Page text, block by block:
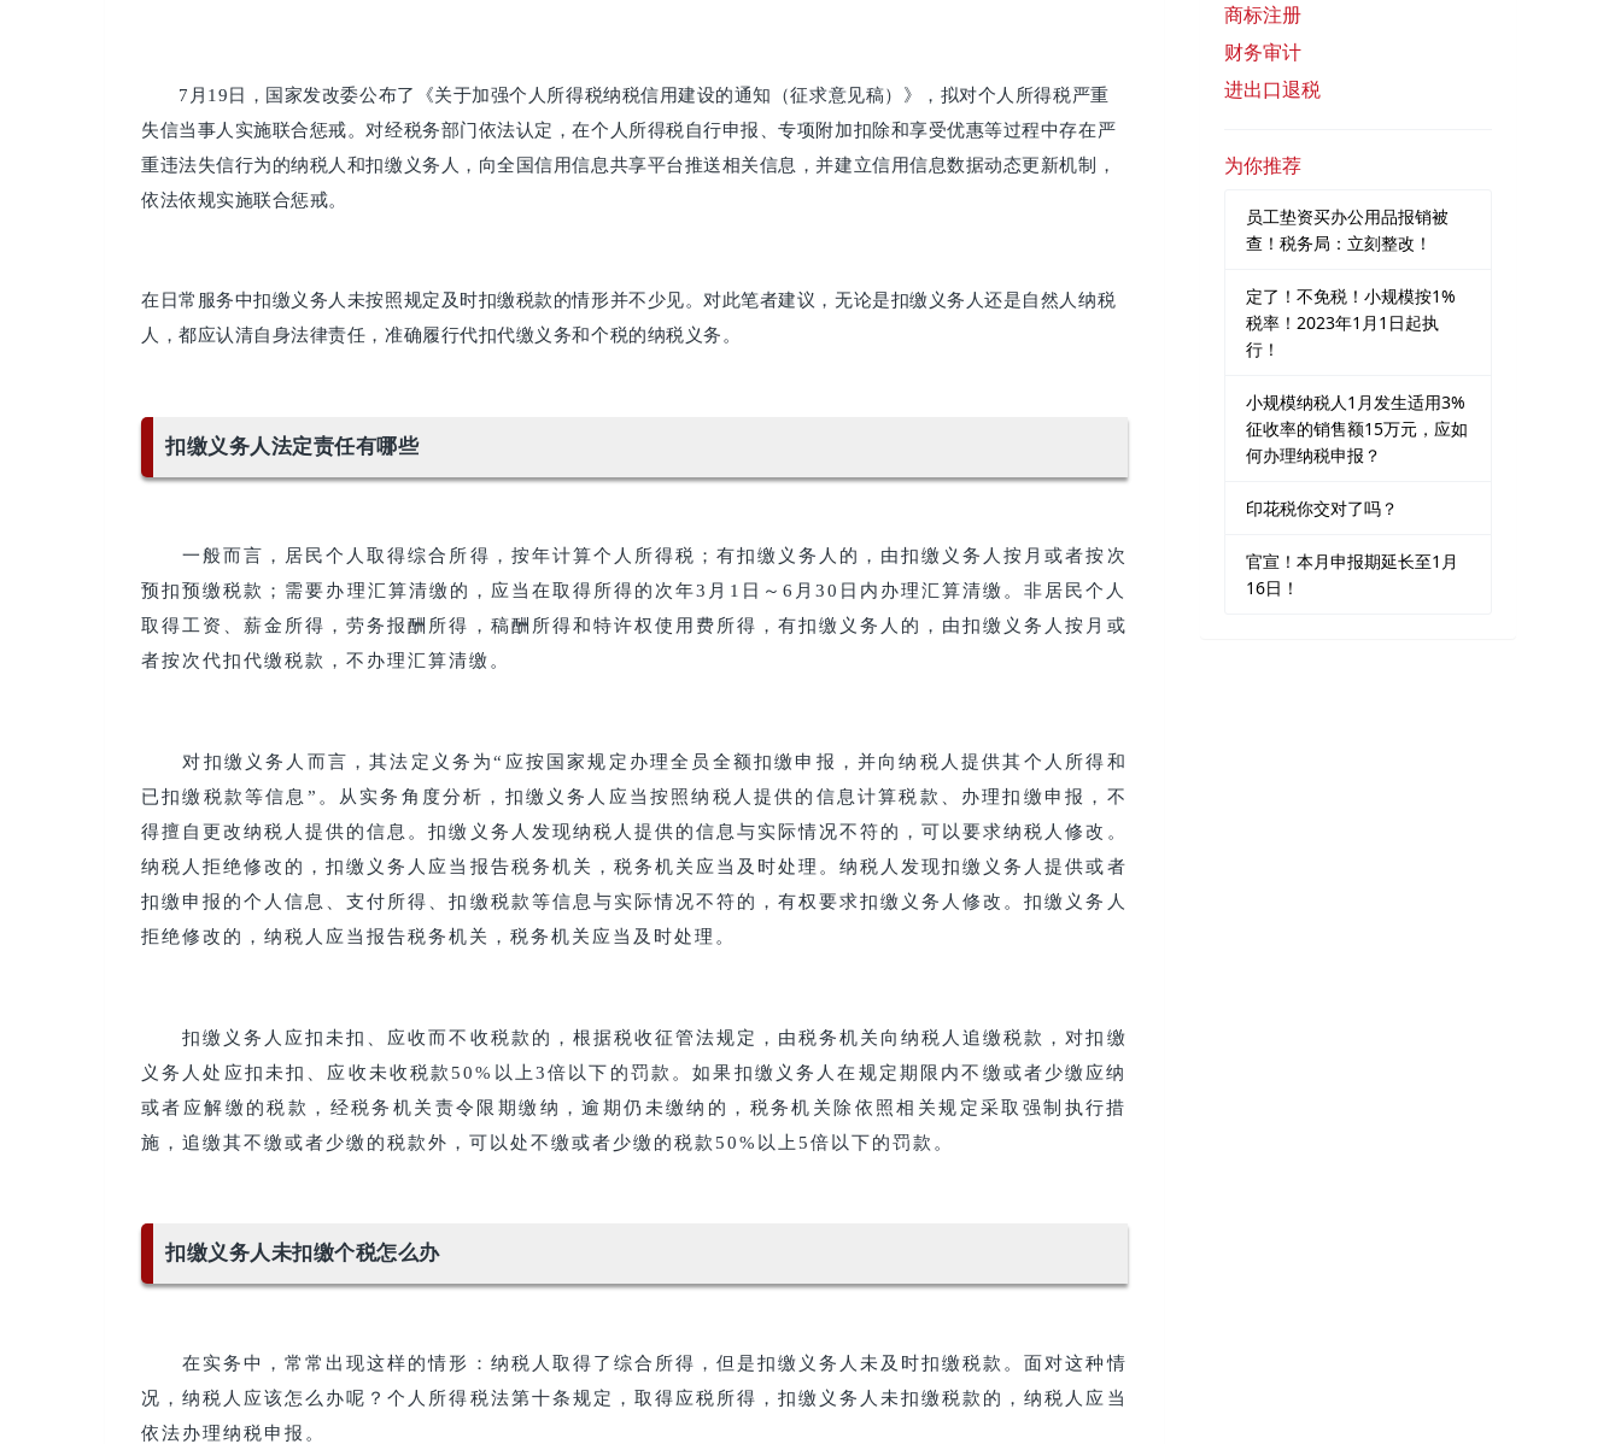
7月19日，国家发改委公布了《关于加强个人所得税纳税信用建设的通知（征求意见稿）》，拟对个人所得税严重
失信当事人实施联合惩戒。对经税务部门依法认定，在个人所得税自行申报、专项附加扣除和享受优惠等过程中存在严
重违法失信行为的纳税人和扣缴义务人，向全国信用信息共享平台推送相关信息，并建立信用信息数据动态更新机制，
依法依规实施联合惩戒。
在日常服务中扣缴义务人未按照规定及时扣缴税款的情形并不少见。对此笔者建议，无论是扣缴义务人还是自然人纳税
人，都应认清自身法律责任，准确履行代扣代缴义务和个税的纳税义务。
扣缴义务人法定责任有哪些
一般而言，居民个人取得综合所得，按年计算个人所得税；有扣缴义务人的，由扣缴义务人按月或者按次
预扣预缴税款；需要办理汇算清缴的，应当在取得所得的次年3月1日～6月30日内办理汇算清缴。非居民个人
取得工资、薪金所得，劳务报酬所得，稿酬所得和特许权使用费所得，有扣缴义务人的，由扣缴义务人按月或
者按次代扣代缴税款，不办理汇算清缴。
对扣缴义务人而言，其法定义务为“应按国家规定办理全员全额扣缴申报，并向纳税人提供其个人所得和
已扣缴税款等信息”。从实务角度分析，扣缴义务人应当按照纳税人提供的信息计算税款、办理扣缴申报，不
得擅自更改纳税人提供的信息。扣缴义务人发现纳税人提供的信息与实际情况不符的，可以要求纳税人修改。
纳税人拒绝修改的，扣缴义务人应当报告税务机关，税务机关应当及时处理。纳税人发现扣缴义务人提供或者
扣缴申报的个人信息、支付所得、扣缴税款等信息与实际情况不符的，有权要求扣缴义务人修改。扣缴义务人
拒绝修改的，纳税人应当报告税务机关，税务机关应当及时处理。
扣缴义务人应扣未扣、应收而不收税款的，根据税收征管法规定，由税务机关向纳税人追缴税款，对扣缴
义务人处应扣未扣、应收未收税款50%以上3倍以下的罚款。如果扣缴义务人在规定期限内不缴或者少缴应纳
或者应解缴的税款，经税务机关责令限期缴纳，逾期仍未缴纳的，税务机关除依照相关规定采取强制执行措
施，追缴其不缴或者少缴的税款外，可以处不缴或者少缴的税款50%以上5倍以下的罚款。
扣缴义务人未扣缴个税怎么办
在实务中，常常出现这样的情形：纳税人取得了综合所得，但是扣缴义务人未及时扣缴税款。面对这种情
况，纳税人应该怎么办呢？个人所得税法第十条规定，取得应税所得，扣缴义务人未扣缴税款的，纳税人应当
依法办理纳税申报。
商标注册
财务审计
进出口退税
为你推荐
员工垫资买办公用品报销被
查！税务局：立刻整改！
定了！不免税！小规模按1%
税率！2023年1月1日起执
行！
小规模纳税人1月发生适用3%
征收率的销售额15万元，应如
何办理纳税申报？
印花税你交对了吗？
官宣！本月申报期延长至1月
16日！